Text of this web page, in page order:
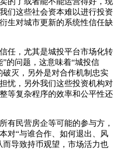
们这些社会资本难以进行投资
生对城市更新的系统性信任缺
任，尤其是城投平台市场化转
的问题，这意味着“城投信
灭，另外是对合作机制忠实
忧，另外我们这些投资机构对
等复杂程序的效率和公平性还
有民营房企等可能的参与方，
“与谁合作、如何退出、风
而导致持币观望，市场活力也